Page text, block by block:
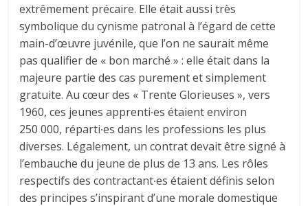
extrêmement précaire. Elle était aussi très
symbolique du cynisme patronal à l’égard de cette
main-d’œuvre juvénile, que l’on ne saurait même
pas qualifier de « bon marché » : elle était dans la
majeure partie des cas purement et simplement
gratuite. Au cœur des « Trente Glorieuses », vers
1960, ces jeunes apprenti∙es étaient environ
250 000, réparti∙es dans les professions les plus
diverses. Légalement, un contrat devait être signé à
l’embauche du jeune de plus de 13 ans. Les rôles
respectifs des contractant∙es étaient définis selon
des principes s’inspirant d’une morale domestique